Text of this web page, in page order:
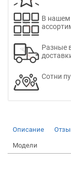
В нашем
Разные
Сотни
Описание
Модели